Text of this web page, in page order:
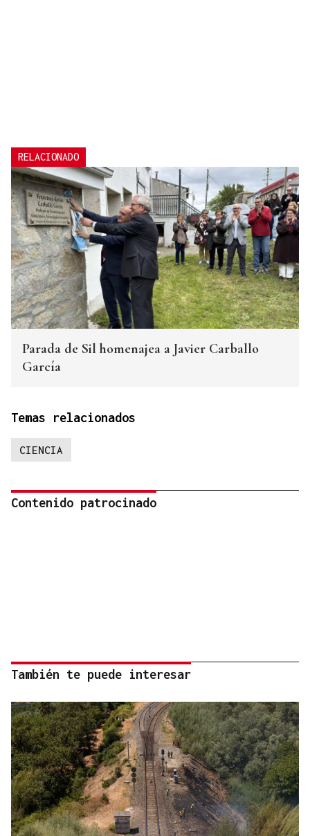
RELACIONADO
Parada de Sil homenajea a Javier Carballo
García
Temas relacionados
CIENCIA
Contenido patrocinado
También te puede interesar